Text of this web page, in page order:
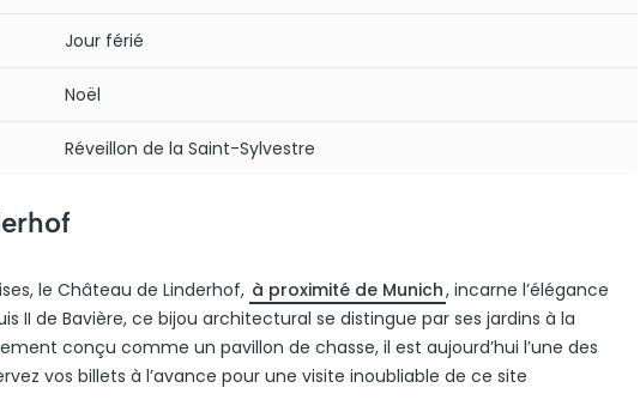
Jour férié
Noël
Réveillon de la Saint-Sylvestre
le Château de Linderhof, à proximité de Munich, incarne l’élégance
II de Bavière, ce bijou architectural se distingue par ses jardins à la
conçu comme un pavillon de chasse, il est aujourd’hui l’une des
vos billets à l’avance pour une visite inoubliable de ce site